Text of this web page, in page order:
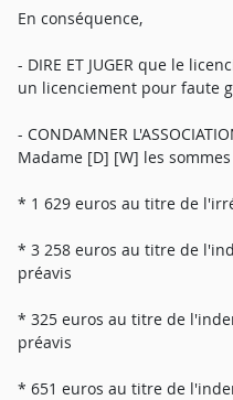
En conséquence,
- DIRE ET JUGER que le
un licenciement pour faute
- CONDAMNER
Madame [D] [W] les
* 1 629 euros au titre de
* 3 258 euros au titre de
préavis
* 325 euros au titre de
préavis
* 651 euros au titre de